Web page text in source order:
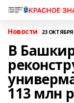
Новости 23 ОКТЯБРЯ
В
113 млн